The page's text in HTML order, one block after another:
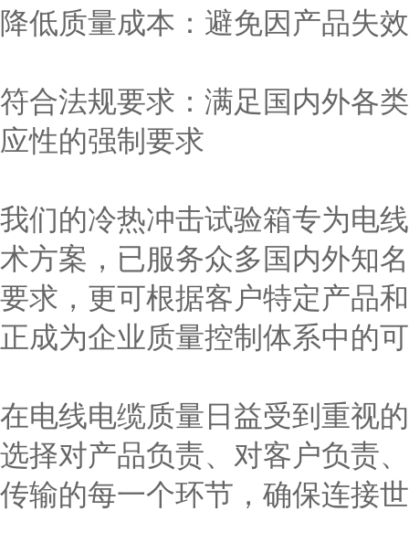
降低质量成本：避免因产品失
符合法规要求：满足国内外各
应性的强制要求
我们的冷热冲击试验箱专为电
术方案，已服务众多国内外知
要求，更可根据客户特定产品
正成为企业质量控制体系中的
在电线电缆质量日益受到重视
选择对产品负责、对客户负责
传输的每一个环节，确保连接